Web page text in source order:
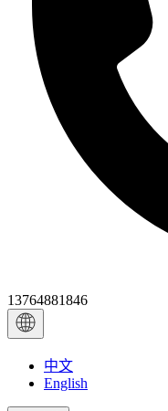
13764881846
中文
English